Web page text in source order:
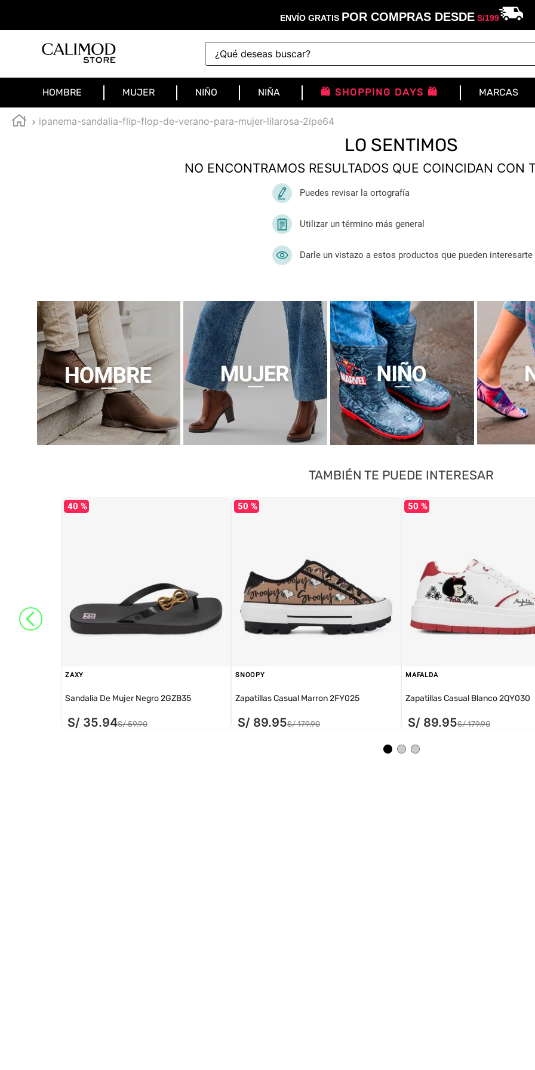
ENVÍO GRATIS POR COMPRAS DESDES/199
¿Qué deseas buscar?
HOMBRE MUJER NIÑO NIÑA 🛍️ SHOPPING DAYS 🛍️ MARCAS
ipanema-sandalia-flip-flop-de-verano-para-mujer-lilarosa-2ipe64
LO SENTIMOS
NO ENCONTRAMOS RESULTADOS QUE COINCIDAN CON
Puedes revisar la ortografía
Utilizar un término más general
Darle un vistazo a estos productos que pueden interesarte
TAMBIÉN TE PUEDE INTERESAR
40 %
ZAXY
Sandalia De Mujer Negro 2GZB35
S/ 35.94S/ 59.90
50 %
SNOOPY
Zapatillas Casual Marron 2FY025
S/ 89.95S/ 179.90
50 %
MAFALDA
Zapatillas Casual Blanco 2QY030
S/ 89.95S/ 179.90